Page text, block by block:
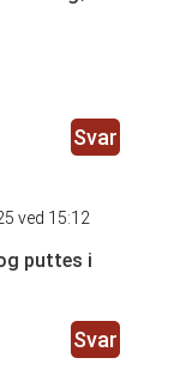
Svar
ved 15:12
puttes i
Svar